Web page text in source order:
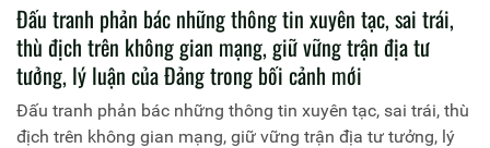
Đấu tranh phản bác những thông tin xuyên tạc, sai trái,
thù địch trên không gian mạng, giữ vững trận địa tư
tưởng, lý luận của Đảng trong bối cảnh mới
Đấu tranh phản bác những thông tin xuyên tạc, sai trái, thù
địch trên không gian mạng, giữ vững trận địa tư tưởng, lý